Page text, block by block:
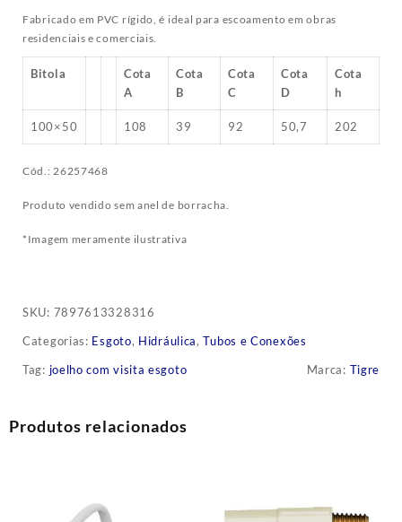
Fabricado em PVC rígido, é ideal para escoamento em obras
residenciais e comerciais.
Bitola
Cota
A
Cota
B
Cota
C
Cota
D
Cota
h
100×50 108 39 92 50,7 202
Cód.: 26257468
Produto vendido sem anel de borracha.
*Imagem meramente ilustrativa
SKU: 7897613328316
Categorias: Esgoto, Hidráulica,Tubos e Conexões
Tag: joelho com visita esgoto Marca: Tigre
Produtos relacionados